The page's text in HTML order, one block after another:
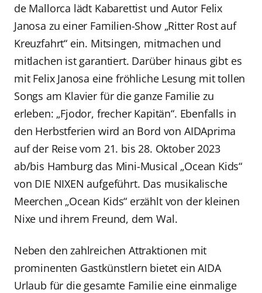
de Mallorca lädt Kabarettist und Autor Felix
Janosa zu einer Familien-Show „Ritter Rost auf
Kreuzfahrt“ ein. Mitsingen, mitmachen und
mitlachen ist garantiert. Darüber hinaus gibt es
mit Felix Janosa eine fröhliche Lesung mit tollen
Songs am Klavier für die ganze Familie zu
erleben: „Fjodor, frecher Kapitän“. Ebenfalls in
den Herbstferien wird an Bord von AIDAprima
auf der Reise vom 21. bis 28. Oktober 2023
ab/bis Hamburg das Mini-Musical „Ocean Kids“
von DIE NIXEN aufgeführt. Das musikalische
Meerchen „Ocean Kids“ erzählt von der kleinen
Nixe und ihrem Freund, dem Wal.
Neben den zahlreichen Attraktionen mit
prominenten Gastkünstlern bietet ein AIDA
Urlaub für die gesamte Familie eine einmalige